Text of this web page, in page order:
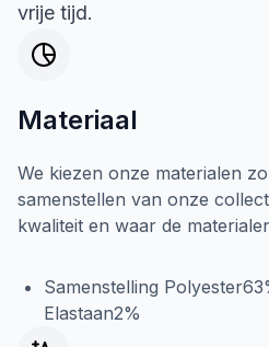
vrije tijd.
Materiaal
We kiezen onze materialen
samenstellen van onze
kwaliteit en waar de
Samenstelling
Elastaan2%